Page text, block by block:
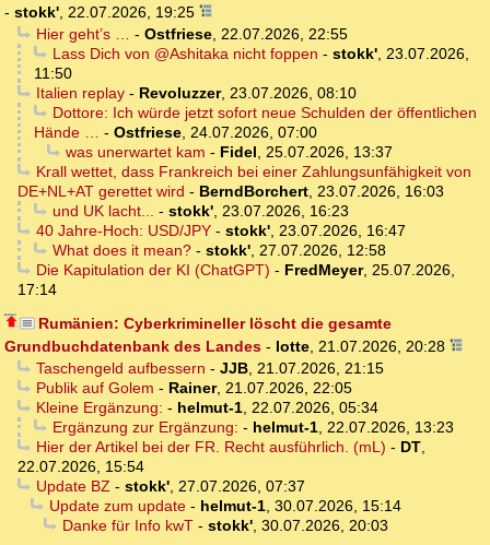
- stokk', 22.07.2026, 19:25
Hier geht’s … - Ostfriese, 22.07.2026, 22:55
Lass Dich von @Ashitaka nicht foppen - stokk', 23.07.2026,
11:50
Italien replay- Revoluzzer, 23.07.2026, 08:10
Dottore: Ich würde jetzt sofort neue Schulden der öffentlichen
Hände … - Ostfriese, 24.07.2026, 07:00
was unerwartet kam - Fidel, 25.07.2026, 13:37
Krall wettet, dass Frankreich bei einer Zahlungsunfähigkeit von
DE+NL+AT gerettet wird - BerndBorchert, 23.07.2026, 16:03
und UK lacht... - stokk', 23.07.2026, 16:23
40 Jahre-Hoch: USD/JPY- stokk', 23.07.2026, 16:47
What does it mean?- stokk', 27.07.2026, 12:58
Die Kapitulation der KI (ChatGPT) - FredMeyer, 25.07.2026,
17:14
Rumänien: Cyberkrimineller löscht die gesamte
Grundbuchdatenbank des Landes - lotte, 21.07.2026, 20:28
Taschengeld aufbessern - JJB, 21.07.2026, 21:15
Publik auf Golem - Rainer, 21.07.2026, 22:05
Kleine Ergänzung: - helmut-1, 22.07.2026, 05:34
Ergänzung zur Ergänzung: - helmut-1, 22.07.2026, 13:23
Hier der Artikel bei der FR. Recht ausführlich. (mL) - DT,
22.07.2026, 15:54
Update BZ- stokk', 27.07.2026, 07:37
Update zum update- helmut-1, 30.07.2026, 15:14
Danke für Info kwT- stokk', 30.07.2026, 20:03